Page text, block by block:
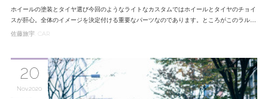
ホイールの塗装とタイヤ選び今回のようなライトなカスタムではホイールとタイヤのチョイ
スが肝心。全体のイメージを決定付ける重要なパーツなのであります。ところがこのラル…
佐藤旅宇 CAR
20
Nov 2020